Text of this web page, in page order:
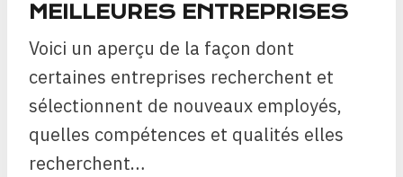
MEILLEURES ENTREPRISES
Voici un aperçu de la façon dont
certaines entreprises recherchent et
sélectionnent de nouveaux employés,
quelles compétences et qualités elles
recherchent…